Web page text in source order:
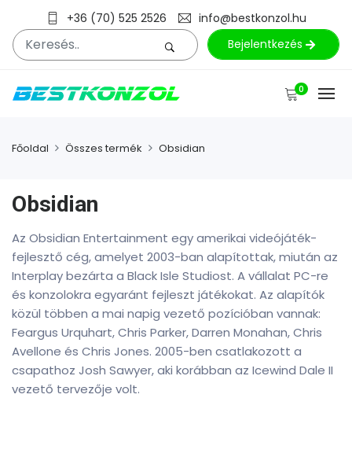
+36 (70) 525 2526
info@bestkonzol.hu
Bejelentkezés
0
Főoldal Összes termék Obsidian
Obsidian
Az Obsidian Entertainment egy amerikai videójáték-
fejlesztő cég, amelyet 2003-ban alapítottak, miután az
Interplay bezárta a Black Isle Studiost. A vállalat PC-re
és konzolokra egyaránt fejleszt játékokat. Az alapítók
közül többen a mai napig vezető pozícióban vannak:
Feargus Urquhart, Chris Parker, Darren Monahan, Chris
Avellone és Chris Jones. 2005-ben csatlakozott a
csapathoz Josh Sawyer, aki korábban az Icewind Dale II
vezető tervezője volt.